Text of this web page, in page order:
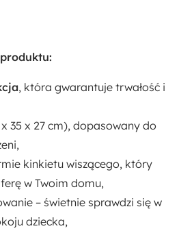
, która gwarantuje trwałość i
35 x 27 cm), dopasowany do
kinkietu wiszącego, który
w Twoim domu,
– świetnie sprawdzi się w
dziecka,